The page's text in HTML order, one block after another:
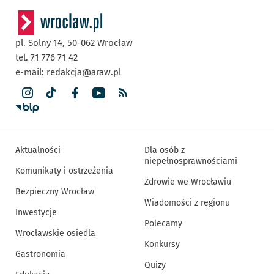
pl. Solny 14, 50-062 Wrocław
tel. 71 776 71 42
e-mail: redakcja@araw.pl
Aktualności
Komunikaty i ostrzeżenia
Bezpieczny Wrocław
Inwestycje
Wrocławskie osiedla
Gastronomia
Dla osób z
niepełnosprawnościami
Zdrowie we Wrocławiu
Wiadomości z regionu
Polecamy
Konkursy
Quizy